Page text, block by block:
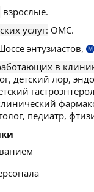
взрослые.
услуг: ОМС.
энтузиастов, М
в
детский лор,
педиатр,